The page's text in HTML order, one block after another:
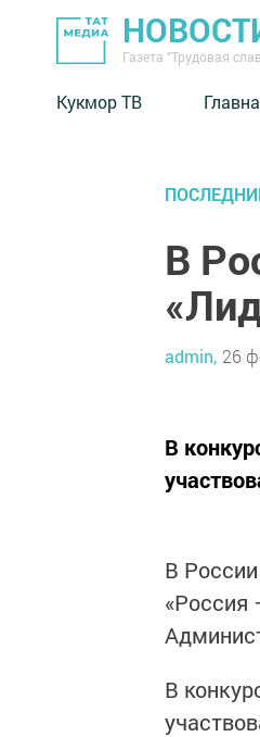
Газета "Трудовая
Кукмор ТВ
В
admin, 26
В
В
«Россия
В